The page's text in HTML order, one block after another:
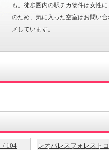
も。徒歩圏内の駅チカ物件は女性
のため、気に入った空室はお問い
メしています。
/ 104
レオパレスフォレスト